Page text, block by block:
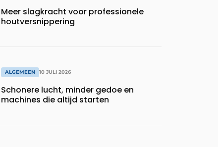
Meer slagkracht voor professionele
houtversnippering
ALGEMEEN 10 JULI 2026
Schonere lucht, minder gedoe en
machines die altijd starten